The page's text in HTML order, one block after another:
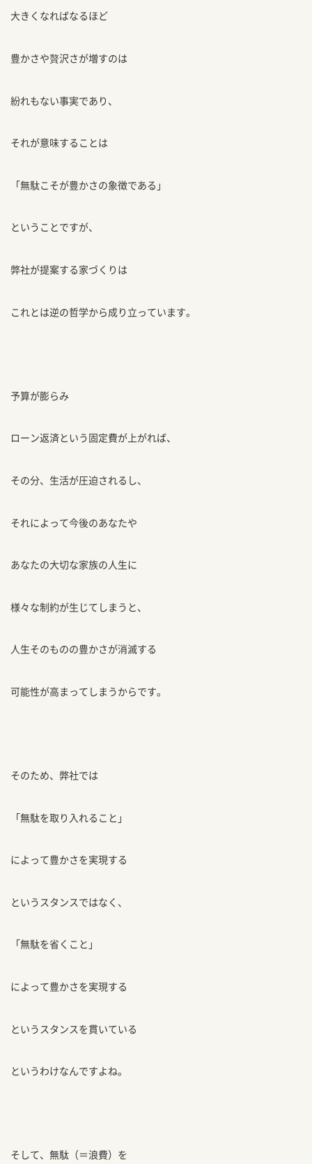
大きくなればなるほど
豊かさや贅沢さが増すのは
紛れもない事実であり、
それが意味することは
「無駄こそが豊かさの象徴である」
ということですが、
弊社が提案する家づくりは
これとは逆の哲学から成り立っています。
予算が膨らみ
ローン返済という固定費が上がれば、
その分、生活が圧迫されるし、
それによって今後のあなたや
あなたの大切な家族の人生に
様々な制約が生じてしまうと、
人生そのものの豊かさが消滅する
可能性が高まってしまうからです。
そのため、弊社では
「無駄を取り入れること」
によって豊かさを実現する
というスタンスではなく、
「無駄を省くこと」
によって豊かさを実現する
というスタンスを貫いている
というわけなんですよね。
そして、無駄（＝浪費）を